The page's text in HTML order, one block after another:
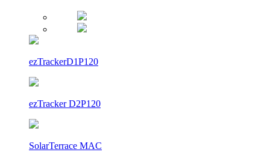
ezTrackerD1P120
ezTracker D2P120
SolarTerrace MAC